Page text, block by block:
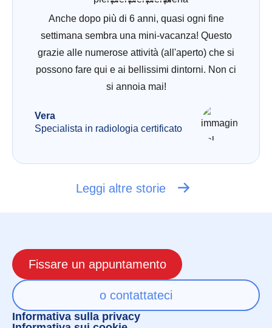
Anche dopo più di 6 anni, quasi ogni fine
settimana sembra una mini-vacanza! Questo
grazie alle numerose attività (all'aperto) che si
possono fare qui e ai bellissimi dintorni. Non ci
si annoia mai!
Vera
Specialista in radiologia certificato
Leggi altre storie
Informativa sulla privacy
Fissare un appuntamento
o contattateci